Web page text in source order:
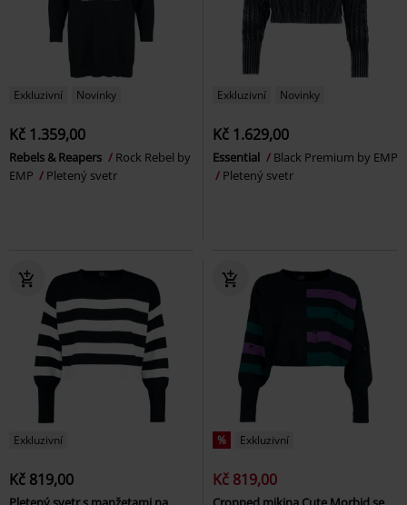
Exkluzivní Novinky
Kč 1.359,00
Rebels & Reapers
Rock Rebel by
EMP
Pletený svetr
Exkluzivní Novinky
Kč 1.629,00
Essential
Black Premium by EMP
Pletený svetr
Exkluzivní
Kč 819,00
% Exkluzivní
Kč 819,00